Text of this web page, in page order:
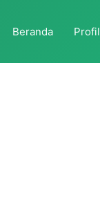
Beranda Profil